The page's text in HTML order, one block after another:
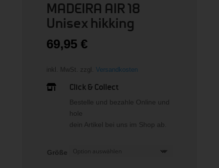
MADEIRA AIR 18
Unisex hikking
69,95 €
inkl. MwSt. zzgl. Versandkosten
 Click & Collect
Bestelle und bezahle Online und
hole
dein Artikel bei uns im Shop ab.
Größe